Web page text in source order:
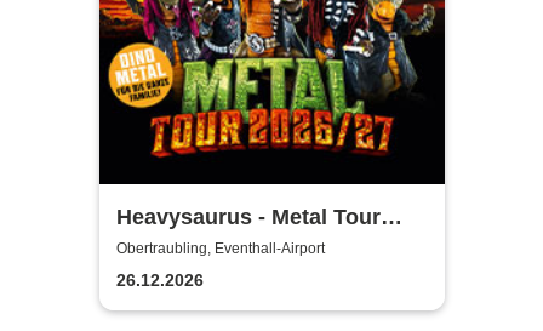
Heavysaurus - Metal Tour
2026/27
Obertraubling, Eventhall-Airport
26.12.2026